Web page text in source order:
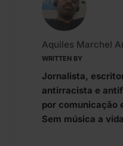
WRITTEN BY
Aquiles Marchel
Jornalista,
antirracista e
por comunicação
Sem música a